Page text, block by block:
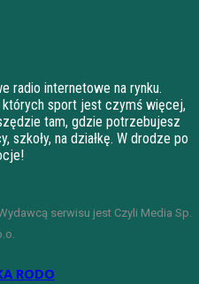
radio internetowe na rynku.
sport jest czymś więcej,
tam, gdzie potrzebujesz
szkoły, na działkę. W drodze po
serwisu jest Czyli Media Sp.
RODO